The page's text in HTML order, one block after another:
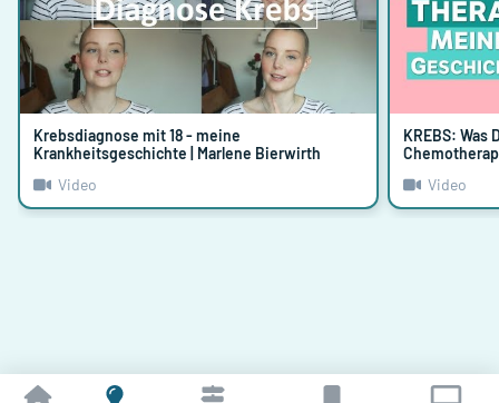
Krebsdiagnose mit 18 - meine
Krankheitsgeschichte | Marlene Bierwirth
Video
KREBS: Was
Video